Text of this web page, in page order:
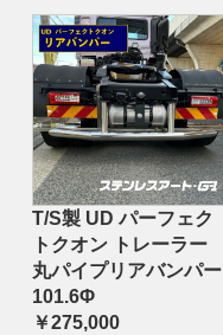
T/S製 UD パーフェク
トクオン トレーラー
丸パイプリアバンパー
101.6Φ
￥275,000